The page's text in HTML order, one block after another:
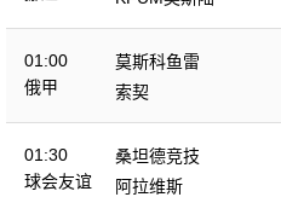
01:00
俄甲
莫斯科鱼雷
索契
01:30
球会友谊
桑坦德竞技
阿拉维斯